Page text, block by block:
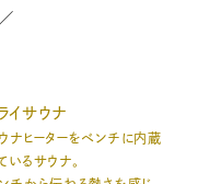
イサウナ
ナヒーターをベンチに内蔵
いるサウナ。